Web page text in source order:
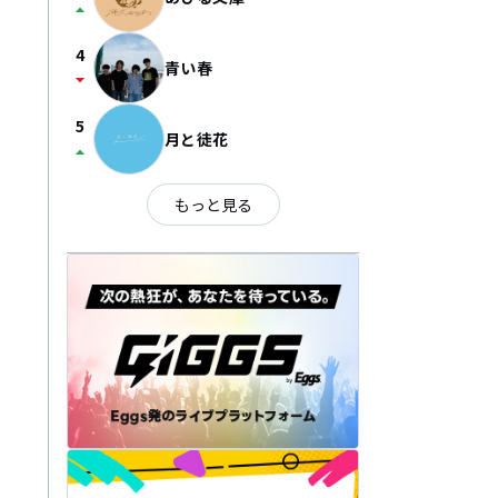
arrow_drop_up
4
arrow_drop_down 青い春
5
arrow_drop_up 月と徒花
もっと見る